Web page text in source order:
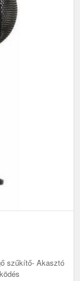
szűkítő- Akasztó